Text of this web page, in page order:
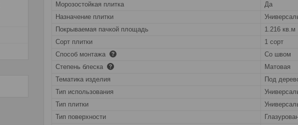
Морозостойкая плитка
Да
Назначение плитки
Покрываемая пачкой площадь
1.216 кв.м
Сорт плитки
1 сорт
Способ монтажа
Со швом
Степень блеска
Матовая
Тематика изделия
Под
Тип использования
Тип плитки
Тип поверхности